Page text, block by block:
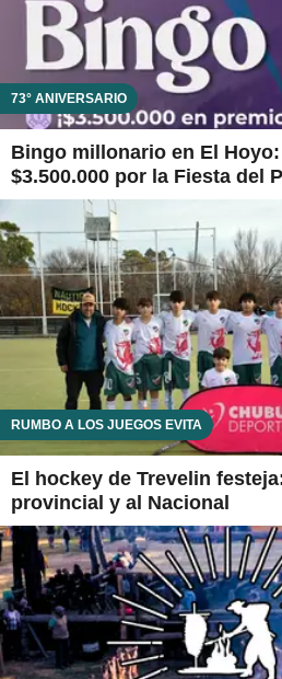
73° ANIVERSARIO
Bingo millonario en El
$3.500.000 por la Fiesta del
RUMBO A LOS JUEGOS EVITA
El hockey de Trevelin
provincial y al Nacional